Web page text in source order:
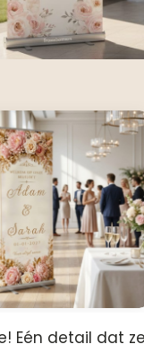
Eén detail dat